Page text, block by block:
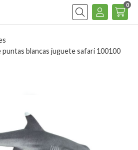
Buscar
0
blancas juguete safari 100100